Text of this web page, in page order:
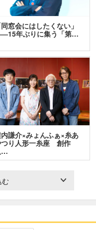
同窓会にはしたくない」
年ぶりに集う「第…
謙介×みょんふぁ×糸あ
つり人形一糸座 創作
…
む